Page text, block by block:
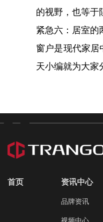
的视野，也等于
紧急六：居室的
窗户是现代家
天小编就为大家
首页 资讯中心
品牌资讯